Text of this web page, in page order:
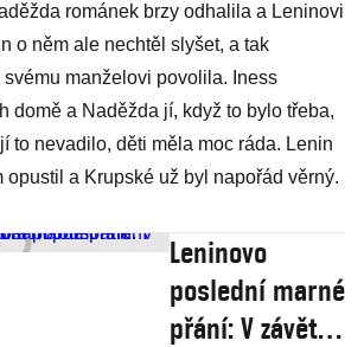
románek brzy odhalila a Leninovi
o něm ale nechtěl slyšet, a tak
manželovi povolila. Iness
domě a Naděžda jí, když to bylo třeba,
to nevadilo, děti měla moc ráda. Lenin
opustil a Krupské už byl napořád věrný.
Leninovo
poslední marné
přání: V závěti